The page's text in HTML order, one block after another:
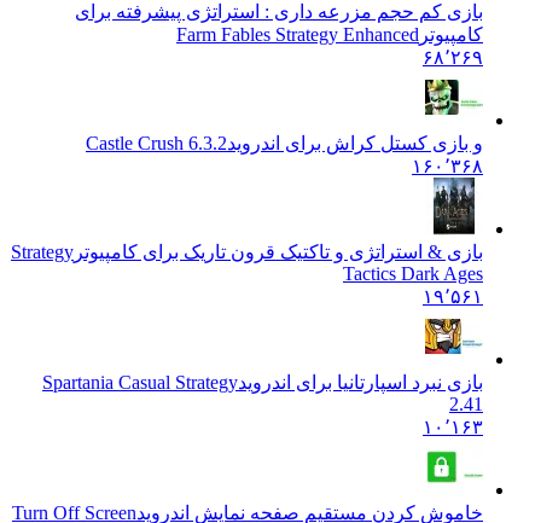
بازی کم حجم مزرعه داری : استراتژی پیشرفته برای
کامپیوترFarm Fables Strategy Enhanced
۶۸٬۲۶۹
و بازی کستل کراش برای اندروید Castle Crush 6.3.2
۱۶۰٬۳۶۸
بازی & استراتژی و تاکتیک قرون تاریک برای کامپیوترStrategy
Tactics Dark Ages
۱۹٬۵۶۱
بازی نبرد اسپارتانیا برای اندروید Spartania Casual Strategy
۱۰٬۱۶۳
خاموش کردن مستقیم صفحه نمایش اندروید Turn Off Screen